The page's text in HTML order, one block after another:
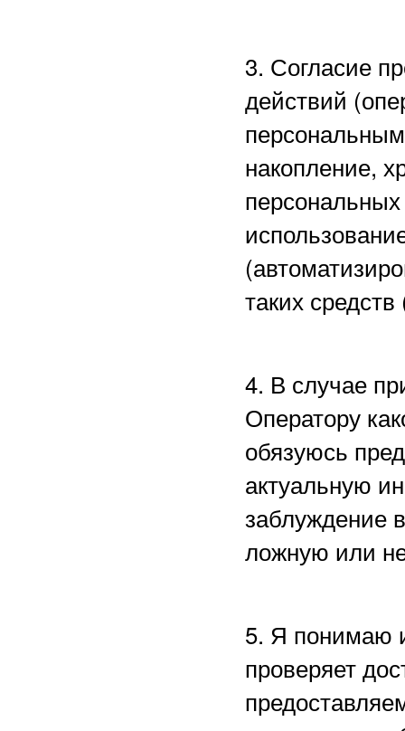
3. Согласие
действий
накопление,
таких
4. В случае
Оператору
обязуюсь
актуальную
заблуждение
ложную или
5. Я понимаю
проверяет